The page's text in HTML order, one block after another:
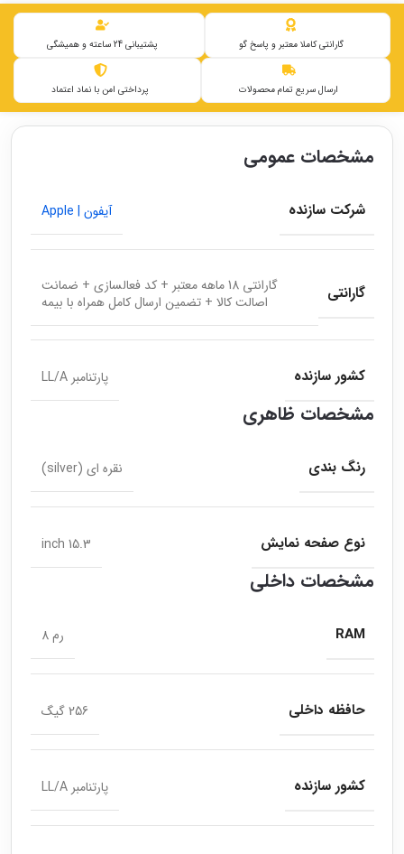
گارانتی کاملا معتبر و پاسخ گو پشتیبانی 24 ساعته و همیشگی
ارسال سریع تمام محصولات پرداختی امن با نماد اعتماد
مشخصات عمومی
شرکت سازنده آیفون | Apple
گارانتی
گارانتی 18 ماهه معتبر + کد فعالسازی + ضمانت
اصالت کالا + تضمین ارسال کامل همراه با بیمه
کشور سازنده پارتنامبر LL/A
مشخصات ظاهری
رنگ بندی نقره ای (silver)
نوع صفحه نمایش 15.3 inch
مشخصات داخلی
RAM رم 8
حافظه داخلی 256 گیگ
کشور سازنده پارتنامبر LL/A